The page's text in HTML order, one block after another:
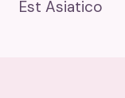
Est Asiatico